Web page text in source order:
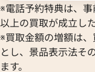
※電話予約特典は、
以上の買取が成立し
※買取金額の増額は
とし、景品表示法そ
ます。